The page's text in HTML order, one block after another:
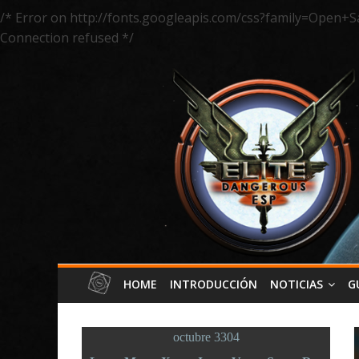
/* Error on http://fonts.googleapis.com/
Connection refused */
HOME INTRODUCCIÓN NOTICIAS
octubre 3304